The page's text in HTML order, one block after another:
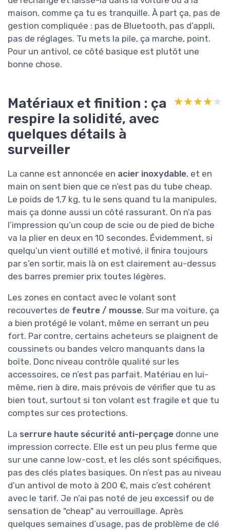
maison, comme ça tu es tranquille. À part ça, pas de
gestion compliquée : pas de Bluetooth, pas d’appli,
pas de réglages. Tu mets la pile, ça marche, point.
Pour un antivol, ce côté basique est plutôt une
bonne chose.
Matériaux et finition : ça
respire la solidité, avec
quelques détails à
surveiller
★★★★★
★★★★★
La canne est annoncée en acier inoxydable, et en
main on sent bien que ce n’est pas du tube cheap.
Le poids de 1,7 kg, tu le sens quand tu la manipules,
mais ça donne aussi un côté rassurant. On n’a pas
l’impression qu’un coup de scie ou de pied de biche
va la plier en deux en 10 secondes. Évidemment, si
quelqu’un vient outillé et motivé, il finira toujours
par s’en sortir, mais là on est clairement au-dessus
des barres premier prix toutes légères.
Les zones en contact avec le volant sont
recouvertes de feutre / mousse. Sur ma voiture, ça
a bien protégé le volant, même en serrant un peu
fort. Par contre, certains acheteurs se plaignent de
coussinets ou bandes velcro manquants dans la
boîte. Donc niveau contrôle qualité sur les
accessoires, ce n’est pas parfait. Matériau en lui-
même, rien à dire, mais prévois de vérifier que tu as
bien tout, surtout si ton volant est fragile et que tu
comptes sur ces protections.
La serrure haute sécurité anti-perçage donne une
impression correcte. Elle est un peu plus ferme que
sur une canne low-cost, et les clés sont spécifiques,
pas des clés plates basiques. On n’est pas au niveau
d’un antivol de moto à 200 €, mais c’est cohérent
avec le tarif. Je n’ai pas noté de jeu excessif ou de
sensation de "cheap" au verrouillage. Après
quelques semaines d’usage, pas de problème de clé